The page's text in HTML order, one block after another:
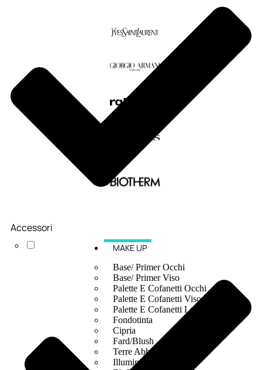
MAKE UP
Base/ Primer Occhi
Base/ Primer Viso
Palette E Cofanetti Occhi
Palette E Cofanetti Viso
Palette E Cofanetti Labbra
Fondotinta
Cipria
Fard/Blush
Terre Abbronzanti
Illuminante Viso
Accessori